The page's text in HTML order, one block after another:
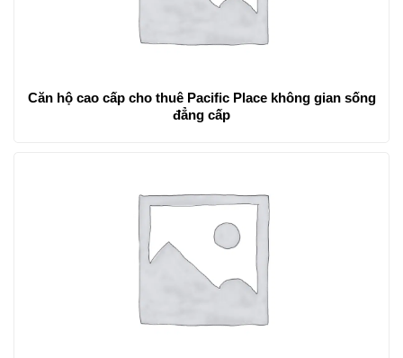
Căn hộ cao cấp cho thuê Pacific Place không gian sống
đẳng cấp